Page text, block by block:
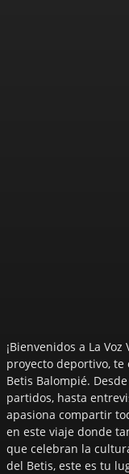
¡Bienvenidos a La
proyecto deportivo, te
Betis Balompié.
partidos, hasta
apasiona compartir
en este viaje donde
que celebran la
del Betis, este es tu